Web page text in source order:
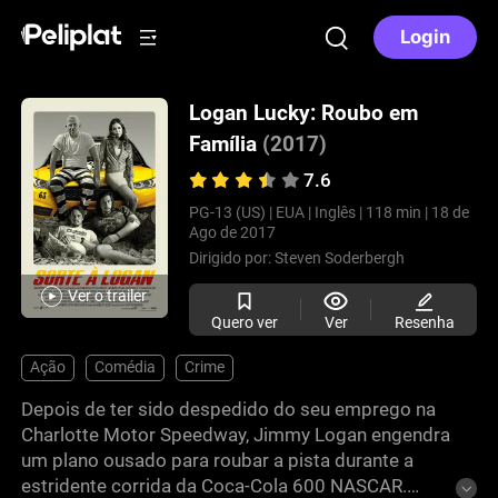
Login
Ver o trailer
Logan Lucky: Roubo em
Família (2017)
7.6
PG-13 (US) | EUA | Inglês | 118 min | 18 de
Ago de 2017
Dirigido por:Steven Soderbergh
Quero ver Ver Resenha
Ação Comédia Crime
Depois de ter sido despedido do seu emprego na
Charlotte Motor Speedway, Jimmy Logan engendra
um plano ousado para roubar a pista durante a
estridente corrida da Coca-Cola 600 NASCAR.